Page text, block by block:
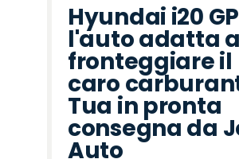
Hyundai i20
l'auto adatta a
fronteggiare il
caro
Tua in pronta
consegna da
Auto